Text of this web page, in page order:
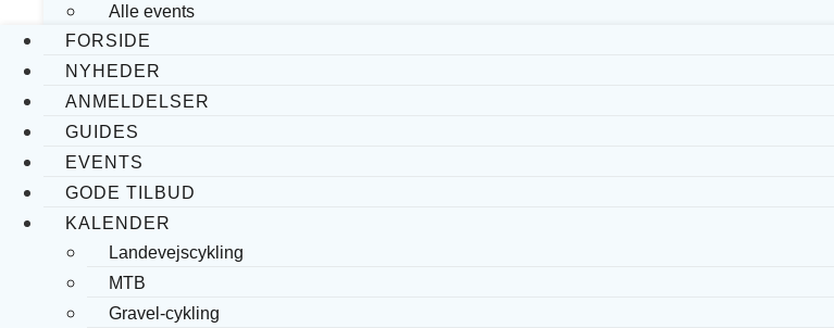
Alle events
FORSIDE
NYHEDER
ANMELDELSER
GUIDES
EVENTS
GODE TILBUD
KALENDER
Landevejscykling
MTB
Gravel-cykling